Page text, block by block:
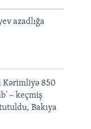
azadlığa
Kərimliyə 850
– keçmiş
Bakıya